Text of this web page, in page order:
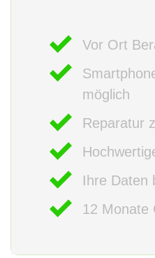
Vor Ort
möglich
Reparatur
Ihre Daten
12 Monate